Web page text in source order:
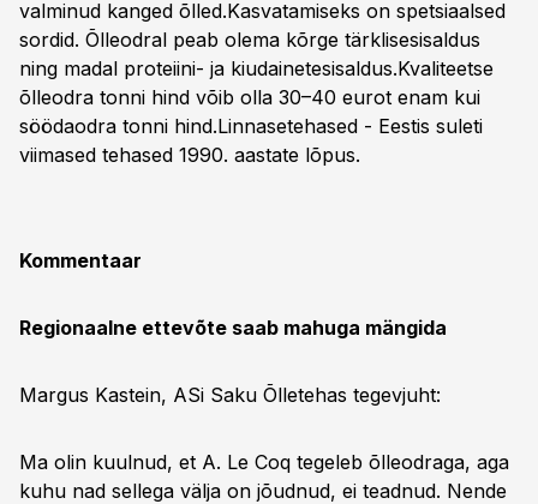
valminud kanged õlled.Kasvatamiseks on spetsiaalsed
sordid. Õlleodral peab olema kõrge tärklisesisaldus
ning madal proteiini- ja kiudainetesisaldus.Kvaliteetse
õlleodra tonni hind võib olla 30–40 eurot enam kui
söödaodra tonni hind.Linnasetehased - Eestis suleti
viimased tehased 1990. aastate lõpus.
Kommentaar
Regionaalne ettevõte saab mahuga mängida
Margus Kastein, ASi Saku Õlletehas tegevjuht:
Ma olin kuulnud, et A. Le Coq tegeleb õlleodraga, aga
kuhu nad sellega välja on jõudnud, ei teadnud. Nende